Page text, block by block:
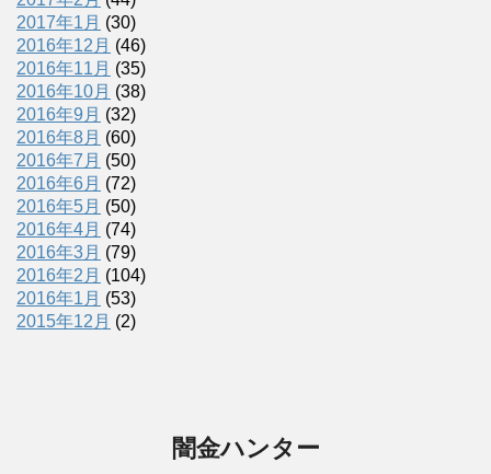
2017年1月 (30)
2016年12月 (46)
2016年11月 (35)
2016年10月 (38)
2016年9月 (32)
2016年8月 (60)
2016年7月 (50)
2016年6月 (72)
2016年5月 (50)
2016年4月 (74)
2016年3月 (79)
2016年2月 (104)
2016年1月 (53)
2015年12月 (2)
闇金ハンター